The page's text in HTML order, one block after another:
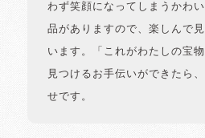
わず笑顔になってしまうかわ
品がありますので、楽しんで
います。「これがわたしの宝
見つけるお手伝いができたら
せです。